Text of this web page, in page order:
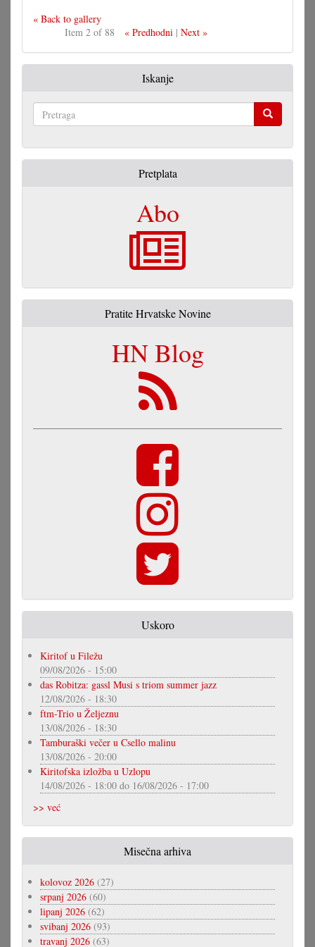
« Back to gallery
Item 2 of 88
« Predhodni| Next »
Iskanje
Pretplata
Abo
Pratite Hrvatske Novine
HN Blog
Uskoro
Kiritof u Filežu
09/08/2026 - 15:00
das Robitza: gassl Musi s triom summer jazz
12/08/2026 - 18:30
ftm-Trio u Željeznu
13/08/2026 - 18:30
Tamburaški večer u Csello malinu
13/08/2026 - 20:00
Kiritofska izložba u Uzlopu
14/08/2026 - 18:00 do 16/08/2026 - 17:00
>> već
Misečna arhiva
kolovoz 2026 (27)
srpanj 2026 (60)
lipanj 2026 (62)
svibanj 2026 (93)
travanj 2026 (63)